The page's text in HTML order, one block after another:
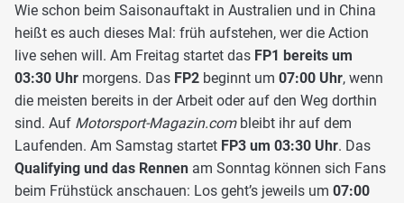
Wie schon beim Saisonauftakt in Australien und in China
heißt es auch dieses Mal: früh aufstehen, wer die Action
live sehen will. Am Freitag startet das FP1 bereits um
03:30 Uhr morgens. Das FP2 beginnt um 07:00 Uhr, wenn
die meisten bereits in der Arbeit oder auf den Weg dorthin
sind. Auf Motorsport-Magazin.com bleibt ihr auf dem
Laufenden. Am Samstag startet FP3 um 03:30 Uhr. Das
Qualifying und das Rennen am Sonntag können sich Fans
beim Frühstück anschauen: Los geht’s jeweils um 07:00